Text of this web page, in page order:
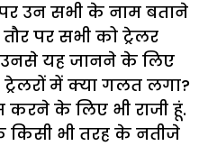
पर उन सभी के नाम बताने
पर सभी को ट्रेलर
यह जानने के लिए
में क्या गलत लगा?
के लिए भी राजी हूं.
किसी भी तरह के नतीजे